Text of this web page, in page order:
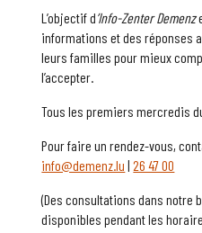
L’objectif d’Info-Zenter Demenz
informations et des réponses
leurs familles pour mieux
l’accepter.
Tous les premiers mercredis
Pour faire un rendez-vous,
info@demenz.lu |26 47 00
(Des consultations dans notre
disponibles pendant les